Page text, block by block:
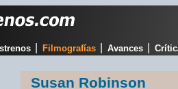
Filmografías Avances
Susan Robinson